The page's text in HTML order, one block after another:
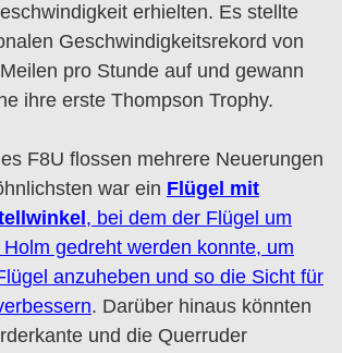
erhielten. Es stellte
Geschwindigkeitsrekord von
pro Stunde auf und gewann
ihre erste Thompson Trophy.
F8U flossen mehrere Neuerungen
war ein Flügel mit
, bei dem der Flügel um
gedreht werden konnte, um
anzuheben und so die Sicht für
. Darüber hinaus könnten
und die Querruder